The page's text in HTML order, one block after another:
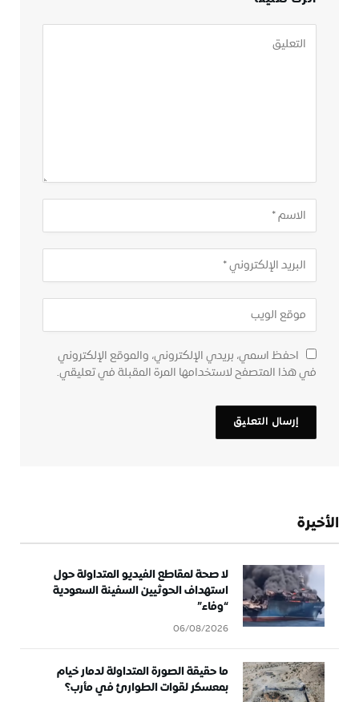
احفظ اسمي، بريدي الإلكتروني، والموقع الإلكتروني
في هذا المتصفح لاستخدامها المرة المقبلة في تعليقي.
الأخيرة
لا صحة لمقاطع الفيديو المتداولة حول
استهداف الحوثيين السفينة السعودية
“وفاء”
06/08/2026
ما حقيقة الصورة المتداولة لدمار خيام
بمعسكر لقوات الطوارئ في مأرب؟